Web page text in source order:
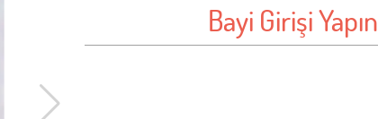
Bayi Girişi Yapın